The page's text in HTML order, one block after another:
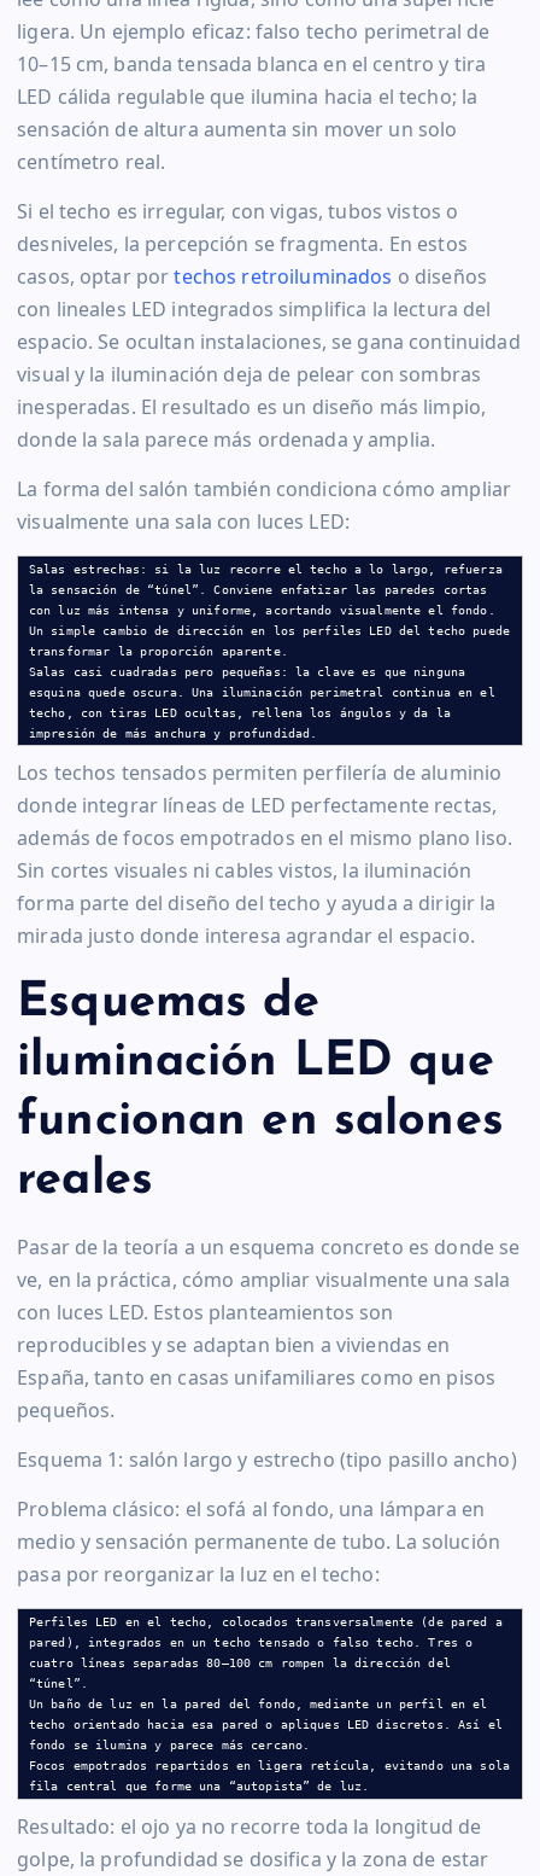
ligera. Un ejemplo eficaz: falso techo perimetral de
10–15 cm, banda tensada blanca en el centro y tira
LED cálida regulable que ilumina hacia el techo; la
sensación de altura aumenta sin mover un solo
centímetro real.
Si el techo es irregular, con vigas, tubos vistos o
desniveles, la percepción se fragmenta. En estos
casos, optar portechos retroiluminados o diseños
con lineales LED integrados simplifica la lectura del
espacio. Se ocultan instalaciones, se gana continuidad
visual y la iluminación deja de pelear con sombras
inesperadas. El resultado es un diseño más limpio,
donde la sala parece más ordenada y amplia.
La forma del salón también condiciona cómo ampliar
visualmente una sala con luces LED:
Salas estrechas: si la luz recorre el techo a lo largo, refuerza
la sensación de “túnel”. Conviene enfatizar las paredes cortas
con luz más intensa y uniforme, acortando visualmente el fondo.
Un simple cambio de dirección en los perfiles LED del techo puede
transformar la proporción aparente.
Salas casi cuadradas pero pequeñas: la clave es que ninguna
esquina quede oscura. Una iluminación perimetral continua en el
techo, con tiras LED ocultas, rellena los ángulos y da la
impresión de más anchura y profundidad.
Los techos tensados permiten perfilería de aluminio
donde integrar líneas de LED perfectamente rectas,
además de focos empotrados en el mismo plano liso.
Sin cortes visuales ni cables vistos, la iluminación
forma parte del diseño del techo y ayuda a dirigir la
mirada justo donde interesa agrandar el espacio.
Esquemas de
iluminación LED que
funcionan en salones
reales
Pasar de la teoría a un esquema concreto es donde se
ve, en la práctica, cómo ampliar visualmente una sala
con luces LED. Estos planteamientos son
reproducibles y se adaptan bien a viviendas en
España, tanto en casas unifamiliares como en pisos
pequeños.
Esquema 1: salón largo y estrecho (tipo pasillo ancho)
Problema clásico: el sofá al fondo, una lámpara en
medio y sensación permanente de tubo. La solución
pasa por reorganizar la luz en el techo:
Perfiles LED en el techo, colocados transversalmente (de pared a
pared), integrados en un techo tensado o falso techo. Tres o
cuatro líneas separadas 80–100 cm rompen la dirección del
“túnel”.
Un baño de luz en la pared del fondo, mediante un perfil en el
techo orientado hacia esa pared o apliques LED discretos. Así el
fondo se ilumina y parece más cercano.
Focos empotrados repartidos en ligera retícula, evitando una sola
fila central que forme una “autopista” de luz.
Resultado: el ojo ya no recorre toda la longitud de
golpe, la profundidad se dosifica y la zona de estar